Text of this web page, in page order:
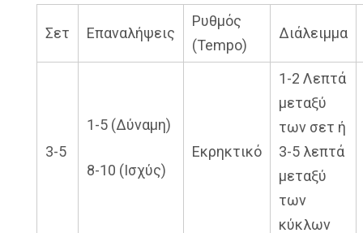
Σετ Επαναλήψεις
Ρυθμός
(Tempo)
Διάλειμμα
3-5
1-5 (Δύναμη)
8-10 (Ισχύς)
Εκρηκτικό
1-2 Λεπτά
μεταξύ
των σετ ή
3-5 λεπτά
μεταξύ
των
κύκλων